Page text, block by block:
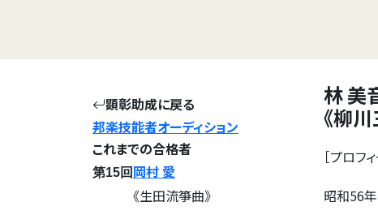
林 美
《柳
［プロフ
昭和56
顕彰助成に戻る
邦楽技能者オーディション
これまでの合格者
第15回 岡村 愛
《生田流箏曲》